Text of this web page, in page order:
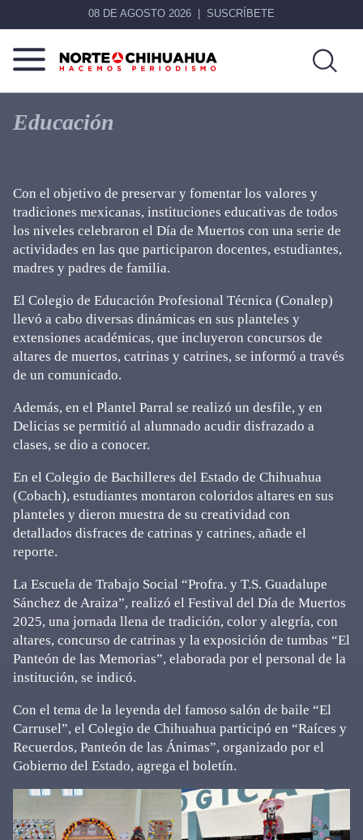
08 DE AGOSTO 2026 SUSCRÍBETE
Norte
Chihuahua
Más
que
noticias,
Educación
Con el objetivo de preservar y fomentar los valores y
tradiciones mexicanas, instituciones educativas de todos
los niveles celebraron el Día de Muertos con una serie de
actividades en las que participaron docentes, estudiantes,
madres y padres de familia.
El Colegio de Educación Profesional Técnica (Conalep)
llevó a cabo diversas dinámicas en sus planteles y
extensiones académicas, que incluyeron concursos de
altares de muertos, catrinas y catrines, se informó a través
de un comunicado.
Además, en el Plantel Parral se realizó un desfile, y en
Delicias se permitió al alumnado acudir disfrazado a
clases, se dio a conocer.
En el Colegio de Bachilleres del Estado de Chihuahua
(Cobach), estudiantes montaron coloridos altares en sus
planteles y dieron muestra de su creatividad con
detallados disfraces de catrinas y catrines, añade el
reporte.
La Escuela de Trabajo Social “Profra. y T.S. Guadalupe
Sánchez de Araiza”, realizó el Festival del Día de Muertos
2025, una jornada llena de tradición, color y alegría, con
altares, concurso de catrinas y la exposición de tumbas “El
Panteón de las Memorias”, elaborada por el personal de la
institución, se indicó.
Con el tema de la leyenda del famoso salón de baile “El
Carrusel”, el Colegio de Chihuahua participó en “Raíces y
Recuerdos, Panteón de las Ánimas”, organizado por el
Gobierno del Estado, agrega el boletín.